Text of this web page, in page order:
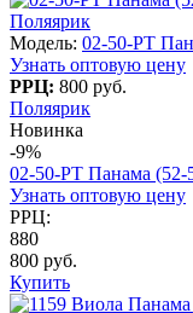
Поляярик
Модель: 02-50-PT
Узнать оптовую цену
РРЦ: 800 руб.
Поляярик
Новинка
-9%
02-50-PT Панама (52-
Узнать оптовую цену
РРЦ:
880
800 руб.
Купить